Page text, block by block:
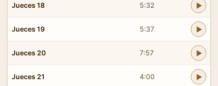
Jueces 18 5:32
Jueces 19 5:37
Jueces 20 7:57
Jueces 21 4:00